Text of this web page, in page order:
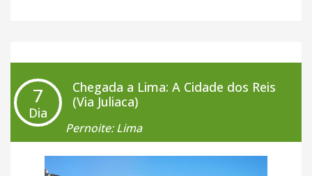
que vieram dos seus antepassados. Em seguida
iremos em direção a
Ilha Taquile, uma bela ilha que
é caracterizada pela fabricação dos seus belos
tecidos onde podemos ver como os nativos
confeccionam ponchos, cinturões, luvas e outras
prendas tipicas feitas a mão. Caminharemos por
7
Dia
Chegada a Lima: A Cidade dos Reis
(Via Juliaca)
Pernoite: Lima